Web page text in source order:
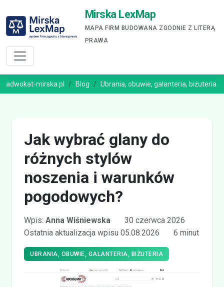
Mirska LexMap
MAPA FIRM BUDOWANA ZGODNIE Z LITERĄ
PRAWA
adwokat-mirska.pl Blog Ubrania, obuwie, galanteria, biżuteria
Jak wybrać glany do
różnych stylów
noszenia i warunków
pogodowych?
Wpis: Anna Wiśniewska
30 czerwca 2026
Ostatnia aktualizacja wpisu 05.08.2026
6 minut
UBRANIA, OBUWIE, GALANTERIA, BIŻUTERIA